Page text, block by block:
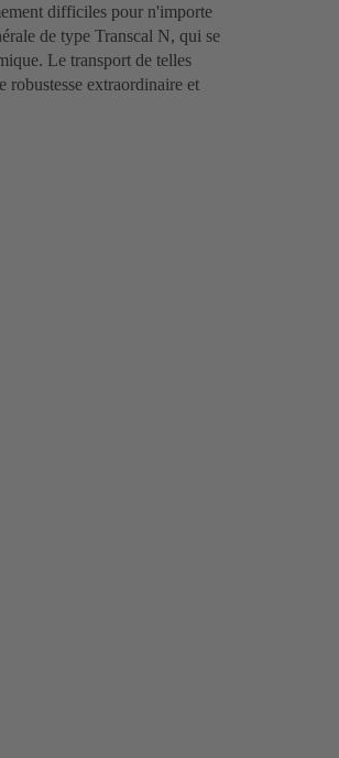
difficiles pour n'importe
de type Transcal N, qui se
Le transport de telles
robustesse extraordinaire et